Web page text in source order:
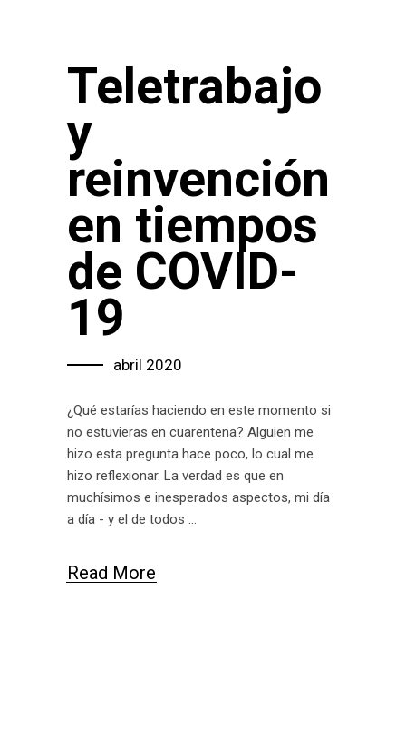
Teletrabajo
y
reinvención
en tiempos
de COVID-
19
abril 2020
¿Qué estarías haciendo en este momento si
no estuvieras en cuarentena? Alguien me
hizo esta pregunta hace poco, lo cual me
hizo reflexionar. La verdad es que en
muchísimos e inesperados aspectos, mi día
a día - y el de todos
Read More